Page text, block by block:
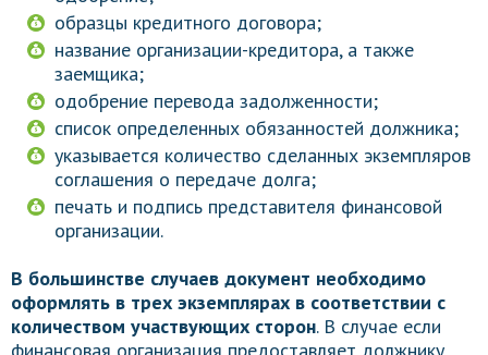
образцы кредитного договора;
название организации-кредитора, а также
заемщика;
одобрение перевода задолженности;
список определенных обязанностей должника;
указывается количество сделанных экземпляров
соглашения о передаче долга;
печать и подпись представителя финансовой
организации.
В большинстве случаев документ необходимо
оформлять в трех экземплярах в соответствии с
количеством участвующих сторон. В случае если